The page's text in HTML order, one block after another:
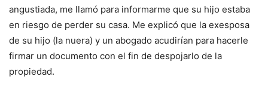
angustiada, me llamó para informarme que su hijo estaba
en riesgo de perder su casa. Me explicó que la exesposa
de su hijo (la nuera) y un abogado acudirían para hacerle
firmar un documento con el fin de despojarlo de la
propiedad.